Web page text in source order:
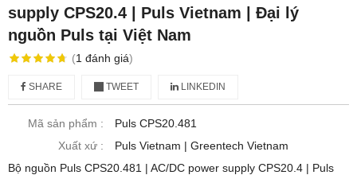
supply CPS20.4 | Puls Vietnam | Đại lý
nguồn Puls tại Việt Nam
(1 đánh giá)
SHARE TWEET LINKEDIN
Mã sản phẩm :
Puls CPS20.481
Xuất xứ :
Puls Vietnam | Greentech Vietnam
Bộ nguồn Puls CPS20.481 | AC/DC power supply CPS20.4 | Puls